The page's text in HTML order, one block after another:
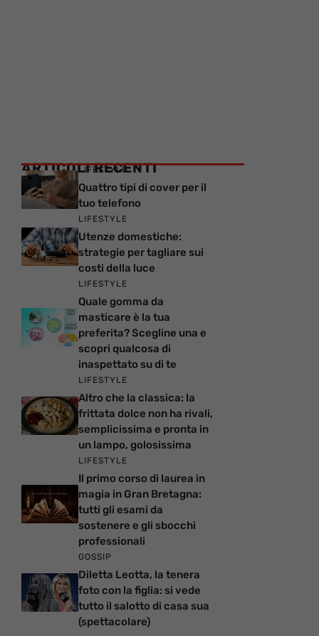
ARTICOLI RECENTI
LIFESTYLE
Quattro tipi di cover per il
tuo telefono
LIFESTYLE
Utenze domestiche:
strategie per tagliare sui
costi della luce
LIFESTYLE
Quale gomma da
masticare è la tua
preferita? Scegline una e
scopri qualcosa di
inaspettato su di te
LIFESTYLE
Altro che la classica: la
frittata dolce non ha rivali,
semplicissima e pronta in
un lampo, golosissima
LIFESTYLE
Il primo corso di laurea in
magia in Gran Bretagna:
tutti gli esami da
sostenere e gli sbocchi
professionali
GOSSIP
Diletta Leotta, la tenera
foto con la figlia: si vede
tutto il salotto di casa sua
(spettacolare)